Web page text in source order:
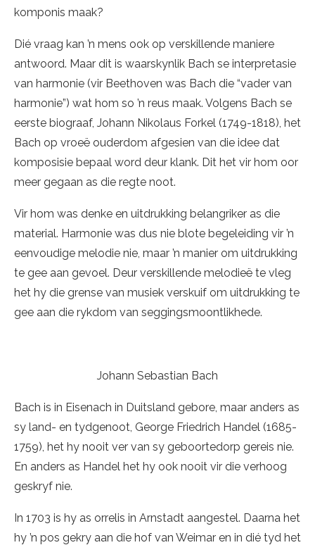
komponis maak?
Dié vraag kan ’n mens ook op verskillende maniere
antwoord. Maar dit is waarskynlik Bach se interpretasie
van harmonie (vir Beethoven was Bach die “vader van
harmonie”) wat hom so ’n reus maak. Volgens Bach se
eerste biograaf, Johann Nikolaus Forkel (1749-1818), het
Bach op vroeë ouderdom afgesien van die idee dat
komposisie bepaal word deur klank. Dit het vir hom oor
meer gegaan as die regte noot.
Vir hom was denke en uitdrukking belangriker as die
material. Harmonie was dus nie blote begeleiding vir ’n
eenvoudige melodie nie, maar ’n manier om uitdrukking
te gee aan gevoel. Deur verskillende melodieë te vleg
het hy die grense van musiek verskuif om uitdrukking te
gee aan die rykdom van seggingsmoontlikhede.
Johann Sebastian Bach
Bach is in Eisenach in Duitsland gebore, maar anders as
sy land- en tydgenoot, George Friedrich Handel (1685-
1759), het hy nooit ver van sy geboortedorp gereis nie.
En anders as Handel het hy ook nooit vir die verhoog
geskryf nie.
In 1703 is hy as orrelis in Arnstadt aangestel. Daarna het
hy ’n pos gekry aan die hof van Weimar en in dié tyd het